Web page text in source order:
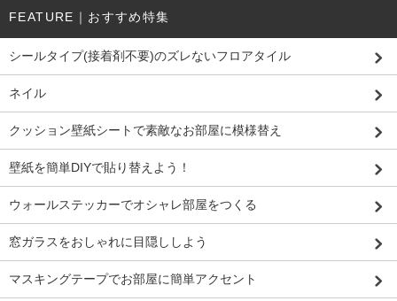
FEATURE｜おすすめ特集
シールタイプ(接着剤不要)のズレないフロアタイル
ネイル
クッション壁紙シートで素敵なお部屋に模様替え
壁紙を簡単DIYで貼り替えよう！
ウォールステッカーでオシャレ部屋をつくる
窓ガラスをおしゃれに目隠ししよう
マスキングテープでお部屋に簡単アクセント